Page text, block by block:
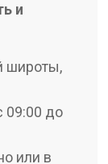
и
широты,
09:00 до
или в